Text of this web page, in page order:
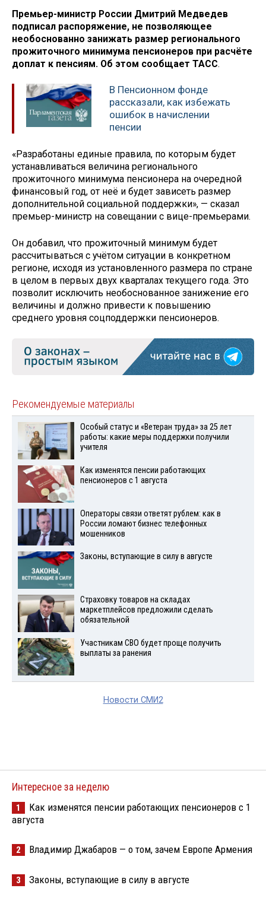
Премьер-министр России Дмитрий Медведев
подписал распоряжение, не позволяющее
необоснованно занижать размер регионального
прожиточного минимума пенсионеров при расчёте
доплат к пенсиям. Об этом сообщает ТАСС.
В Пенсионном фонде
рассказали, как избежать
ошибок в начислении
пенсии
«Разработаны единые правила, по которым будет
устанавливаться величина регионального
прожиточного минимума пенсионера на очередной
финансовый год, от неё и будет зависеть размер
дополнительной социальной поддержки», — сказал
премьер-министр на совещании с вице-премьерами.
Он добавил, что прожиточный минимум будет
рассчитываться с учётом ситуации в конкретном
регионе, исходя из установленного размера по стране
в целом в первых двух кварталах текущего года. Это
позволит исключить необоснованное занижение его
величины и должно привести к повышению
среднего уровня соцподдержки пенсионеров.
Рекомендуемые материалы
Особый статус и «Ветеран труда» за 25 лет
работы: какие меры поддержки получили
учителя
Как изменятся пенсии работающих
пенсионеров с 1 августа
Операторы связи ответят рублем: как в
России ломают бизнес телефонных
мошенников
Законы, вступающие в силу в августе
Страховку товаров на складах
маркетплейсов предложили сделать
обязательной
Участникам СВО будет проще получить
выплаты за ранения
Новости СМИ2
Интересное за неделю
1
Как изменятся пенсии работающих пенсионеров с 1
августа
2 Владимир Джабаров — о том, зачем Европе Армения
3 Законы, вступающие в силу в августе